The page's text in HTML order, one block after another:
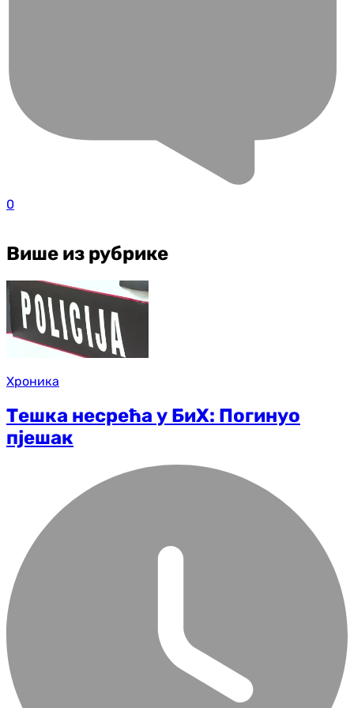
0
Више из рубрике
Хроника
Тешка несрећа у БиХ: Погинуо
пјешак